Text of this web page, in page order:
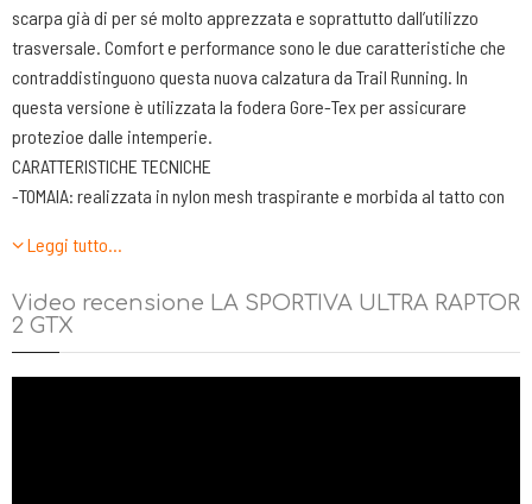
scarpa già di per sé molto apprezzata e soprattutto dall’utilizzo
trasversale. Comfort e performance sono le due caratteristiche che
contraddistinguono questa nuova calzatura da Trail Running. In
questa versione è utilizzata la fodera Gore-Tex per assicurare
protezioe dalle intemperie.
CARATTERISTICHE TECNICHE
-TOMAIA: realizzata in nylon mesh traspirante e morbida al tatto con
Allacciatura realizzata con 5 passalacci e doppio foro di chiusura in
precisione nel passo. Fodera Gore-Tex impermeabile e
bagnato, quando piove o quando ci troviamo in presenza di fondo
Leggi tutto…
Video recensione LA SPORTIVA ULTRA RAPTOR
2 GTX